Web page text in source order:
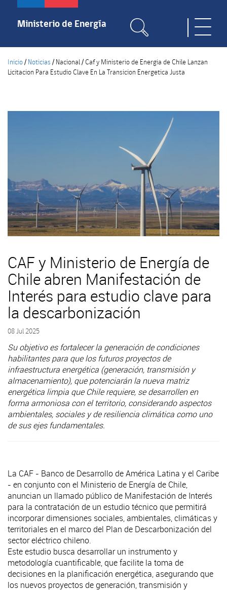
Pasar
contenido
Ministerio de Energía
Inicio/ Noticias / Nacional/Caf y Ministerio de Energia de Chile Lanzan
Licitacion Para Estudio Clave En La Transicion Energetica Justa
CAF y Ministerio de Energía de
Chile abren Manifestación de
Interés para estudio clave para
la descarbonización
08 Jul 2025
Su objetivo es fortalecer la generación de condiciones
habilitantes para que los futuros proyectos de
infraestructura energética (generación, transmisión y
almacenamiento), que potenciarán la nueva matriz
energética limpia que Chile requiere, se desarrollen en
forma armoniosa con el territorio, considerando aspectos
ambientales, sociales y de resiliencia climática como uno
de sus ejes fundamentales.
La CAF - Banco de Desarrollo de América Latina y el Caribe
- en conjunto con el Ministerio de Energía de Chile,
anuncian un llamado público de Manifestación de Interés
para la contratación de un estudio técnico que permitirá
incorporar dimensiones sociales, ambientales, climáticas y
territoriales en el marco del Plan de Descarbonización del
sector eléctrico chileno.
Este estudio busca desarrollar un instrumento y
metodología cuantificable, que facilite la toma de
decisiones en la planificación energética, asegurando que
los nuevos proyectos de generación, transmisión y